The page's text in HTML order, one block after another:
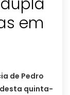
em
de Pedro
quinta-